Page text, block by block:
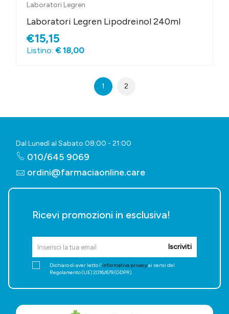
Laboratori Legren
Laboratori Legren Lipodreinol 240ml
€15,15
Listino: € 18,00
1 2
Dal Lunedì al Sabato 08:00 - 21:00
010/645 9069
ordini@farmaciaonline.care
Ricevi promozioni in esclusiva!
Iscriviti
Dichiaro di aver letto l'informativa privacyai sensi del
Regolamento (UE) 2016/679 (GDPR).